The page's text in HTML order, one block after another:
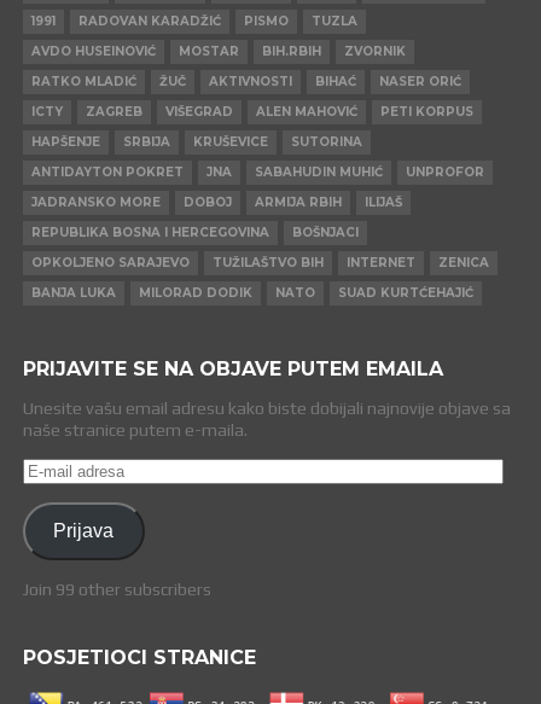
1991
RADOVAN KARADŽIĆ PISMO
TUZLA
AVDO HUSEINOVIĆ
MOSTAR BIH.RBIH
ZVORNIK
RATKO MLADIĆ
ŽUČ AKTIVNOSTI BIHAĆ
NASER ORIĆ
ICTY
ZAGREB VIŠEGRAD ALEN MAHOVIĆ
PETI KORPUS
HAPŠENJE
SRBIJA KRUŠEVICE
SUTORINA
ANTIDAYTON POKRET
JNA SABAHUDIN MUHIĆ
UNPROFOR
JADRANSKO MORE
DOBOJ ARMIJA RBIH
ILIJAŠ
REPUBLIKA BOSNA I HERCEGOVINA
BOŠNJACI
OPKOLJENO SARAJEVO
TUŽILAŠTVO BIH INTERNET
ZENICA
BANJA LUKA
MILORAD DODIK NATO SUAD KURTĆEHAJIĆ
PRIJAVITE SE NA OBJAVE PUTEM EMAILA
Unesite vašu email adresu kako biste dobijali najnovije objave sa
naše stranice putem e-maila.
E-
mail
adresa
Prijava
Join 99 other subscribers
POSJETIOCI STRANICE